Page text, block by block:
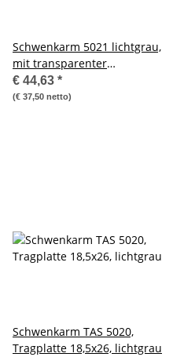
Schwenkarm 5021 lichtgrau,
mit transparenter
Ablageschale
€ 44,63 *
(€ 37,50 netto)
Schwenkarm TAS 5020,
Tragplatte 18,5x26, lichtgrau